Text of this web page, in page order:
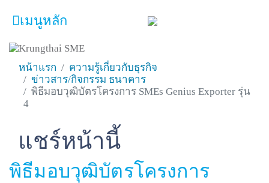
หน้าหลัก
ผลิตภัณฑ์และบริการ
โปรโมชั่น
ความรู้เกี่ยวกับธุรกิจ
SME Focus Magazine
คำนวณสินเชื่อเบื้องต้น
ค้นหาจุดบริการ
เมนูหลัก
หน้าแรก
ความรู้เกี่ยวกับธุรกิจ
ข่าวสาร/กิจกรรม ธนาคาร
พิธีมอบวุฒิบัตรโครงการ SMEs Genius Exporter รุ่น
4
แชร์หน้านี้
Facebook
พิธีมอบวุฒิบัตรโครงการ